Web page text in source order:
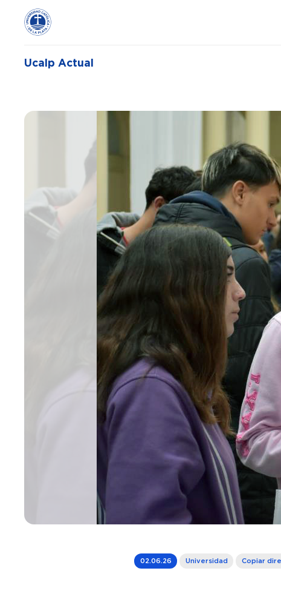
Ucalp Actual
02.06.26 Universidad Copiar